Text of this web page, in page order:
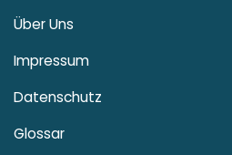
Über Uns
Impressum
Datenschutz
Glossar